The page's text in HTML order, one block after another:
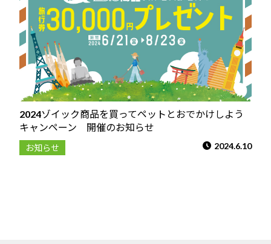
2024ゾイック商品を買ってペットとおでかけしよう
キャンペーン 開催のお知らせ
お知らせ 2024.6.10